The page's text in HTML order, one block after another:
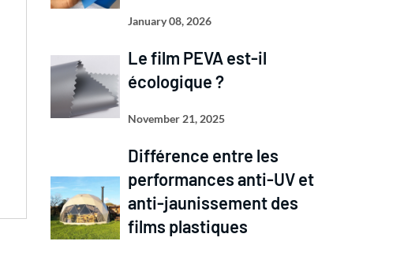
January 08, 2026
Le film PEVA est-il
écologique ?
November 21, 2025
Différence entre les
performances anti-UV et
anti-jaunissement des
films plastiques